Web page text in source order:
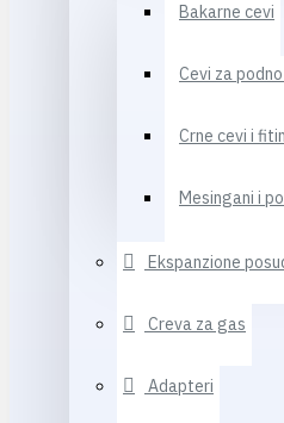
Bakarne cevi
Cevi za
Crne cevi i
Mesingani i
Ekspanzione
Creva za gas
Adapteri